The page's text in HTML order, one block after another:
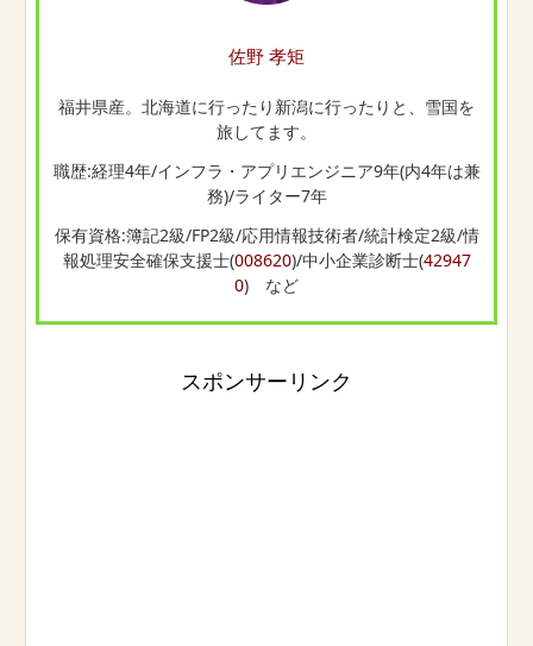
佐野 孝矩
福井県産。北海道に行ったり新潟に行ったりと、雪国を
旅してます。
職歴:経理4年/インフラ・アプリエンジニア9年(内4年は兼
務)/ライター7年
保有資格:簿記2級/FP2級/応用情報技術者/統計検定2級/情
報処理安全確保支援士(008620)/中小企業診断士(42947
0) など
スポンサーリンク